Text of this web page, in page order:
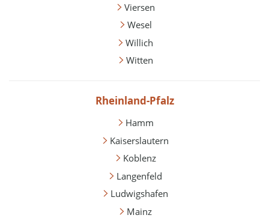
Viersen
Wesel
Willich
Witten
Rheinland-Pfalz
Hamm
Kaiserslautern
Koblenz
Langenfeld
Ludwigshafen
Mainz